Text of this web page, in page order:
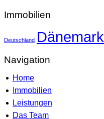
Immobilien
Deutschland Dänemark
Navigation
Home
Immobilien
Leistungen
Das Team